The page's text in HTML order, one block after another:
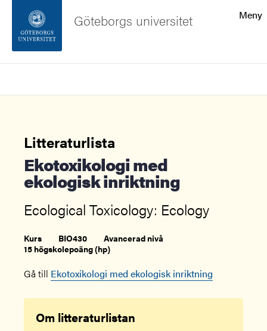
Sidfoten
Meny
Göteborgs universitet
Litteraturlista
Ekotoxikologi med
ekologisk inriktning
Ecological Toxicology: Ecology
Kurs BIO430
Avancerad nivå
15 högskolepoäng (hp)
Gå till Ekotoxikologi med ekologisk inriktning
Om litteraturlistan